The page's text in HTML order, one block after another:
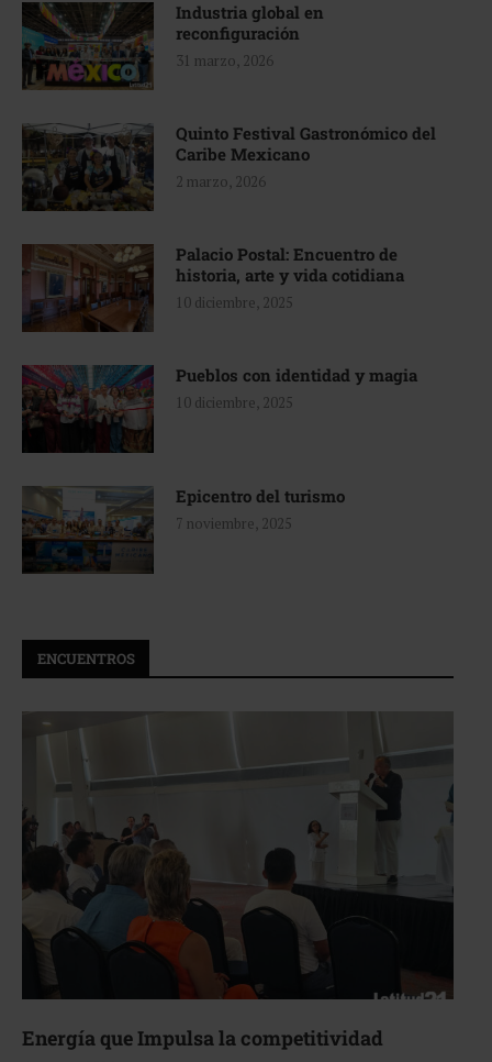
Industria global en
reconfiguración
31 marzo, 2026
Quinto Festival Gastronómico del
Caribe Mexicano
2 marzo, 2026
Palacio Postal: Encuentro de
historia, arte y vida cotidiana
10 diciembre, 2025
Pueblos con identidad y magia
10 diciembre, 2025
Epicentro del turismo
7 noviembre, 2025
ENCUENTROS
Energía que Impulsa la competitividad